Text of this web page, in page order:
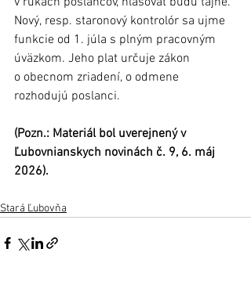
Nový, resp. staronový kontrolór sa ujme
funkcie od 1. júla s plným pracovným
úväzkom. Jeho plat určuje zákon
o obecnom zriadení, o odmene
rozhodujú poslanci.
(Pozn.: Materiál bol uverejnený v
Ľubovnianskych novinách č. 9, 6. máj
2026).
Stará Ľubovňa